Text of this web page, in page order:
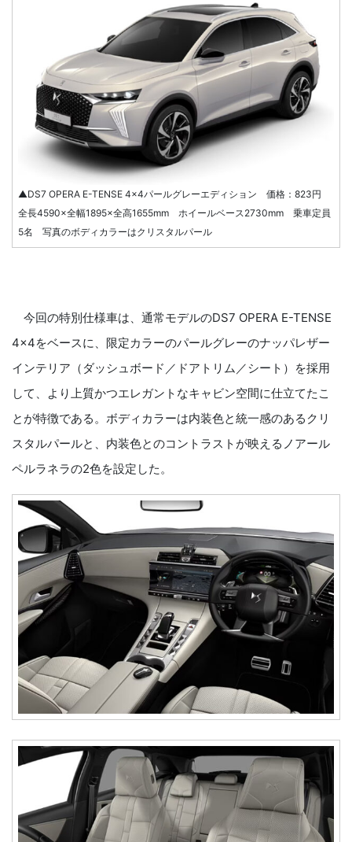
▲DS7 OPERA E-TENSE 4×4パールグレーエディション 価格：823円
全長4590×全幅1895×全高1655mm ホイールベース2730mm 乗車定員
5名 写真のボディカラーはクリスタルパール
今回の特別仕様車は、通常モデルのDS7 OPERA E-TENSE
4×4をベースに、限定カラーのパールグレーのナッパレザー
インテリア（ダッシュボード／ドアトリム／シート）を採用
して、より上質かつエレガントなキャビン空間に仕立てたこ
とが特徴である。ボディカラーは内装色と統一感のあるクリ
スタルパールと、内装色とのコントラストが映えるノアール
ペルラネラの2色を設定した。